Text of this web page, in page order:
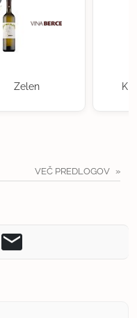
Zelen
VEČ PREDLOGOV